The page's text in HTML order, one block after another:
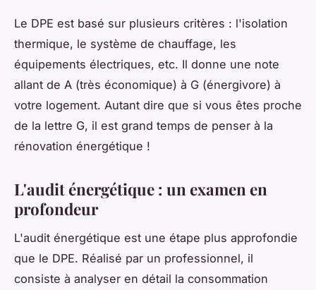
Le DPE est basé sur plusieurs critères : l'isolation
thermique, le système de chauffage, les
équipements électriques, etc. Il donne une note
allant de A (très économique) à G (énergivore) à
votre logement. Autant dire que si vous êtes proche
de la lettre G, il est grand temps de penser à la
rénovation énergétique !
L'audit énergétique : un examen en
profondeur
L'audit énergétique est une étape plus approfondie
que le DPE. Réalisé par un professionnel, il
consiste à analyser en détail la consommation